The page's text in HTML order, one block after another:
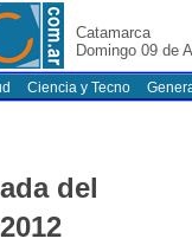
Catamarca
Domingo 09 de
Ciencia y Tecno
del